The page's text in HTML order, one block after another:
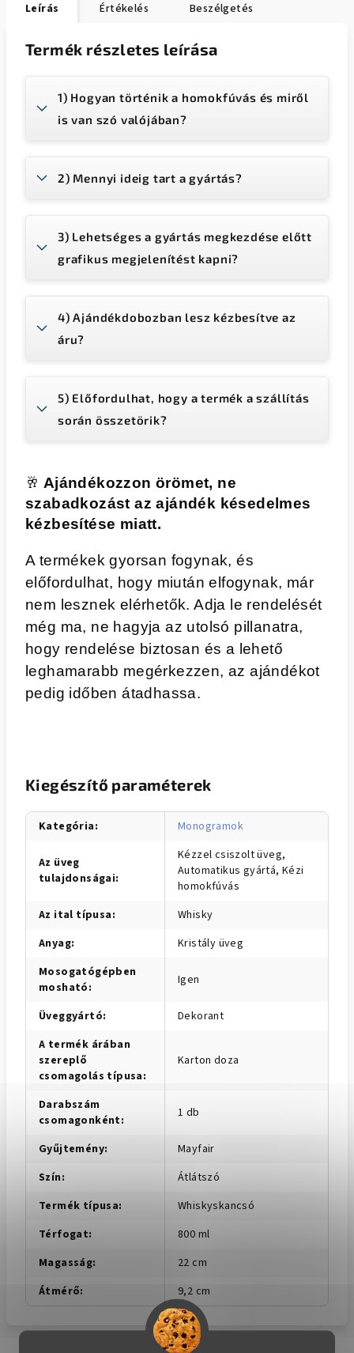
Leírás Értékelés Beszélgetés
Termék részletes leírása
1) Hogyan történik a homokfúvás és miről
is van szó valójában?
2) Mennyi ideig tart a gyártás?
3) Lehetséges a gyártás megkezdése előtt
grafikus megjelenítést kapni?
4) Ajándékdobozban lesz kézbesítve az
áru?
5) Előfordulhat, hogy a termék a szállítás
során összetörik?
🥂 Ajándékozzon örömet, ne
szabadkozást az ajándék késedelmes
kézbesítése miatt.
A termékek gyorsan fogynak, és
előfordulhat, hogy miután elfogynak, már
nem lesznek elérhetők. Adja le rendelését
még ma, ne hagyja az utolsó pillanatra,
hogy rendelése biztosan és a lehető
leghamarabb megérkezzen, az ajándékot
pedig időben átadhassa.
Kiegészítő paraméterek
Kategória: Monogramok
Az üveg
tulajdonságai:
Kézzel csiszolt üveg,
Automatikus gyártá, Kézi
homokfúvás
Az ital típusa:
Whisky
Anyag:
Kristály üveg
Mosogatógépben
mosható: Igen
Üveggyártó:
Dekorant
A termék árában
szereplő
csomagolás típusa:
Karton doza
Darabszám
csomagonként: 1 db
Gyűjtemény:
Mayfair
Szín:
Átlátszó
Termék típusa:
Whiskyskancsó
Térfogat:
800 ml
Magasság:
22 cm
Átmérő: 9,2 cm